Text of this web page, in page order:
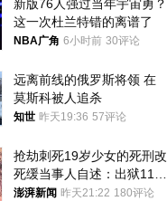
新版76人强过当年宇宙勇？
这一次杜兰特错的离谱了
NBA广角 6小时前 30评论
远离前线的俄罗斯将领 在
莫斯科被人追杀
知世 昨天19:36 57评论
抢劫刺死19岁少女的死刑改
死缓当事人自述：出狱11年
间始终刻意躲避被害人家属
澎湃新闻 昨天21:22 180评论